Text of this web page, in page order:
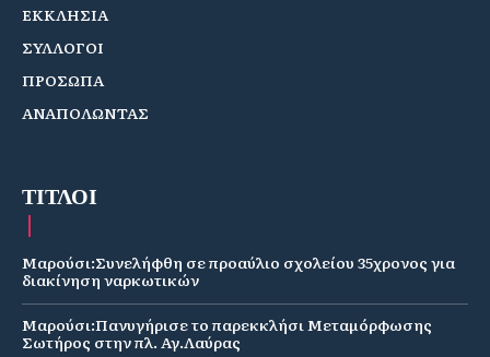
ΕΚΚΛΗΣΙΑ
ΣΥΛΛΟΓΟΙ
ΠΡΟΣΩΠΑ
ΑΝΑΠΟΛΩΝΤΑΣ
ΤΙΤΛΟΙ
Μαρούσι:Συνελήφθη σε προαύλιο σχολείου 35χρονος για
διακίνηση ναρκωτικών
Μαρούσι:Πανυγήρισε το παρεκκλήσι Μεταμόρφωσης
Σωτήρος στην πλ. Αγ.Λαύρας